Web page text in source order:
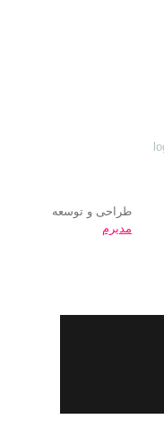
طراحی و توسعه
مدیرم